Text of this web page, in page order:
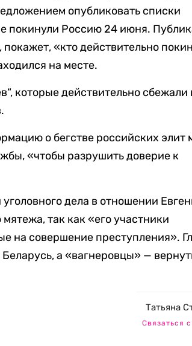
опубликовать списки
покинули Россию 24 июня.
«кто действительно
на месте.
которые действительно сбежали
о бегстве российских элит
«чтобы разрушить доверие к
дела в отношении
так как «его участники
на совершение преступления».
а «вагнеровцы» —
Татьяна
Связаться